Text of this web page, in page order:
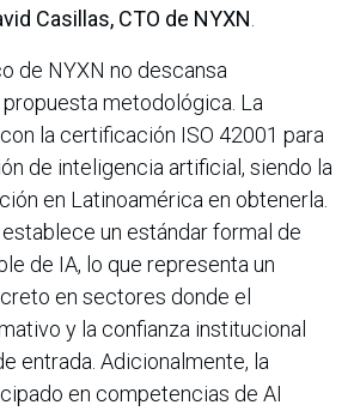
Casillas, CTO de NYXN
de NYXN no descansa
metodológica. La
la certificación ISO 42001 para
de inteligencia artificial, siendo la
en Latinoamérica en obtenerla.
un estándar formal de
de IA, lo que representa un
en sectores donde el
y la confianza institucional
entrada. Adicionalmente, la
en competencias de AI